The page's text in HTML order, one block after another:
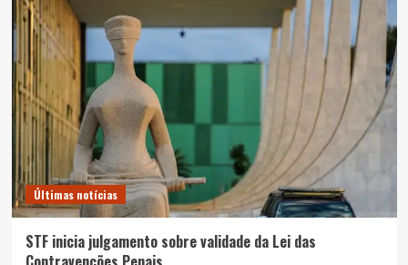
Últimas notícias
STF inicia julgamento sobre validade da Lei das